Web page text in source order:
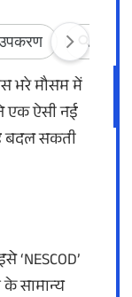
भरे मौसम में
एक ऐसी नई
बदल सकती
सामान्य
तक नेटफ्लिक्स
फ्री
के लिए फ्री
है, जिसका फायदा
लिए उठाया जा सकता है।
सब्सक्रिप्शन